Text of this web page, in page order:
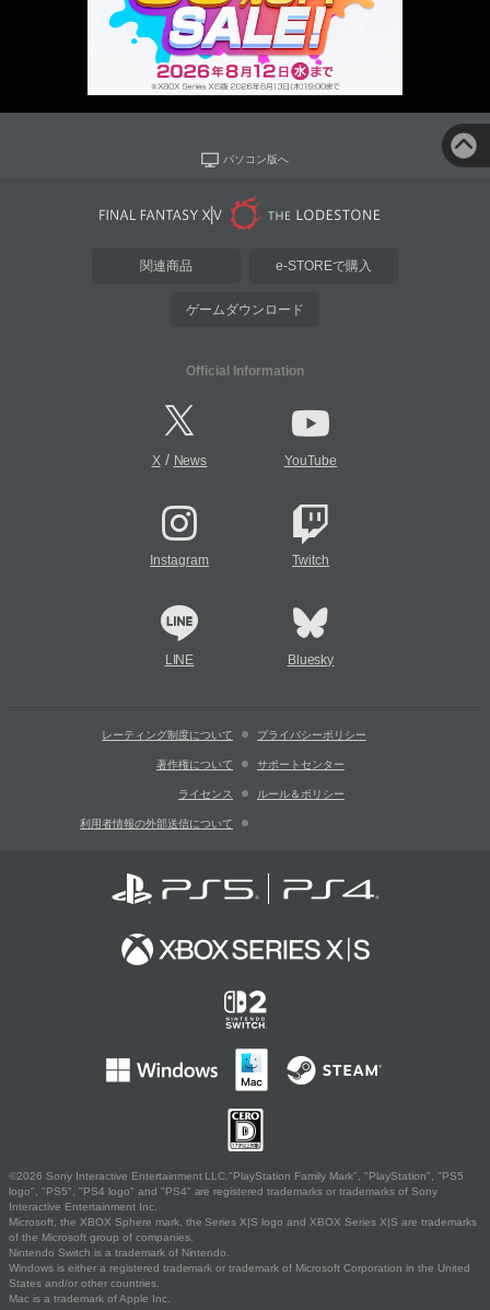
パソコン版へ
関連商品 e-STOREで購入
ゲームダウンロード
Official Information
X/ News YouTube
Instagram Twitch
LINE Bluesky
レーティング制度について プライバシーポリシー
著作権について サポートセンター
ライセンス ルール＆ポリシー
利用者情報の外部送信について
©2026 Sony Interactive Entertainment LLC."PlayStation Family Mark", "PlayStation", "PS5
logo", "PS5", "PS4 logo" and "PS4" are registered trademarks or trademarks of Sony
Interactive Entertainment Inc.
Microsoft, the XBOX Sphere mark, the Series X|S logo and XBOX Series X|S are trademarks
of the Microsoft group of companies.
Nintendo Switch is a trademark of Nintendo.
Windows is either a registered trademark or trademark of Microsoft Corporation in the United
States and/or other countries.
Mac is a trademark of Apple Inc.